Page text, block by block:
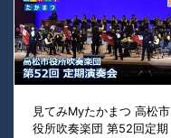
見てみMyたかまつ 高松市
役所吹奏楽団 第52回定期